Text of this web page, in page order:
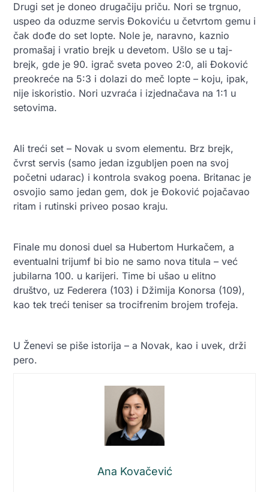
Drugi set je doneo drugačiju priču. Nori se trgnuo,
uspeo da oduzme servis Đokoviću u četvrtom gemu i
čak dođe do set lopte. Nole je, naravno, kaznio
promašaj i vratio brejk u devetom. Ušlo se u taj-
brejk, gde je 90. igrač sveta poveo 2:0, ali Đoković
preokreće na 5:3 i dolazi do meč lopte – koju, ipak,
nije iskoristio. Nori uzvraća i izjednačava na 1:1 u
setovima.
Ali treći set – Novak u svom elementu. Brz brejk,
čvrst servis (samo jedan izgubljen poen na svoj
početni udarac) i kontrola svakog poena. Britanac je
osvojio samo jedan gem, dok je Đoković pojačavao
ritam i rutinski priveo posao kraju.
Finale mu donosi duel sa Hubertom Hurkačem, a
eventualni trijumf bi bio ne samo nova titula – već
jubilarna 100. u karijeri. Time bi ušao u elitno
društvo, uz Federera (103) i Džimija Konorsa (109),
kao tek treći teniser sa trocifrenim brojem trofeja.
U Ženevi se piše istorija – a Novak, kao i uvek, drži
pero.
Ana Kovačević